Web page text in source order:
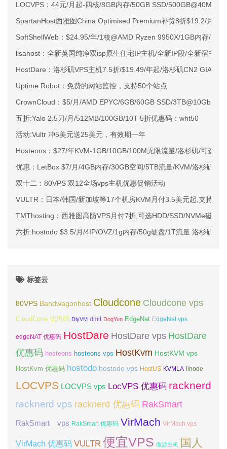
LOCVPS：44元/月起-四核/8GB内存/50GB SSD/
SpartanHost西雅图China Optimised Premium补货8折$19.2/月起
SoftShellWeb：$24.95/年/1核@AMD Ryzen 9950X/1GB内存/
lisahost：全新英国纯净双isp原生住宅IP主机/全新IP段/全新宿主机
HostDare：洛杉矶VPS主机7.5折/$19.49/年起/洛杉矶CN2 GIA/日
Uptime Robot：免费的网站监控，支持50个站点
CrownCloud：$5/月/AMD EPYC/6GB/60GB SSD/3TB@10Gbps/
五折:Yalo 2.5刀/月/512MB/100GB/10T 5折优惠码：wht50
活动:Vultr 冲5美元送25美元，有效期一年
Hosteons：$27/年KVM-1GB/10GB/100M无限流量/洛杉矶/可选免
优惠：LetBox $7/月/4GB内存/30GB空间/5TB流量/KVM/洛杉矶
双十二：80VPS 双12全场vps主机优惠促销活动
VULTR：日本/韩国/新加坡等17个机房KVM月付3.5美元起,支持小
TMThosting：西雅图高防VPS月付7折,可选HDD/SSD/NVMe磁盘,
六折:hostodo $3.5/月/4IP/OVZ/1g内存/50g硬盘/1T流量 洛杉矶
标签云
80VPS Bandwagonhost Cloudcone Cloudcone vps
CloudCone 优惠码 DiyVM dmit DogYun EdgeNat EdgeNat vps
edgeNAT 优惠码 HostDare HostDare vps HostDare
优惠码 hosteons hosteons vps HostKvm HostKVM vps
HostKvm 优惠码 hostodo hostodo vps HostUS KVMLA linode
LOCVPS LOCVPS vps LocVPS 优惠码 racknerd
racknerd vps racknerd 优惠码 RakSmart
RakSmart vps RakSmart 优惠码 VirMach VirMach vps
VirMach 优惠码 VULTR 便宜VPS 傲游主机 国人